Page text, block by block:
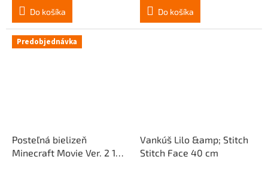
Do košíka Do košíka
Predobjednávka
Posteľná bielizeň
Minecraft Movie Ver. 2 140
Vankúš Lilo &amp; Stitch
Stitch Face 40 cm